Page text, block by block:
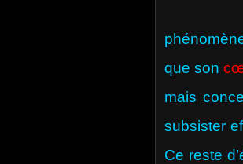
que son
mais
subsister
Ce reste